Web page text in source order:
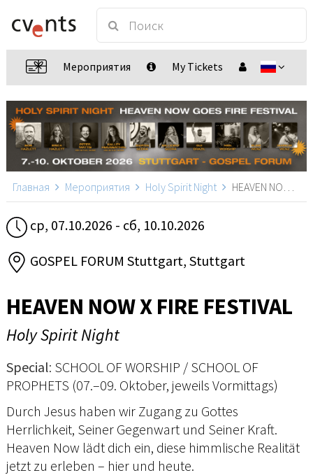
Мероприятия My Tickets
Главная Мероприятия Holy Spirit Night HEAVEN NOW X FIRE FESTIVAL, Stuttgart
ср, 07.10.2026 - сб, 10.10.2026
GOSPEL FORUM Stuttgart, Stuttgart
HEAVEN NOW X FIRE FESTIVAL
Holy Spirit Night
Special: SCHOOL OF WORSHIP / SCHOOL OF
PROPHETS (07.–09. Oktober, jeweils Vormittags)
Durch Jesus haben wir Zugang zu Gottes
Herrlichkeit, Seiner Gegenwart und Seiner Kraft.
Heaven Now lädt dich ein, diese himmlische Realität
jetzt zu erleben – hier und heute.